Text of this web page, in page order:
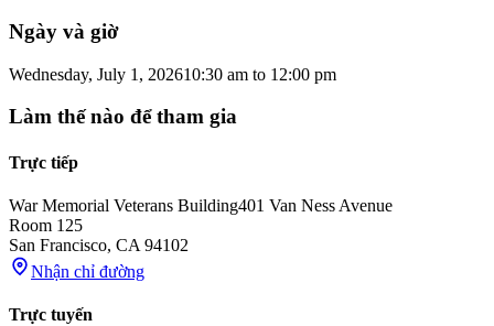
Ngày và giờ
Wednesday, July 1, 202610:30 am to 12:00 pm
Làm thế nào để tham gia
Trực tiếp
War Memorial Veterans Building401 Van Ness Avenue
Room 125
San Francisco, CA 94102
Nhận chỉ đường
Trực tuyến